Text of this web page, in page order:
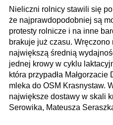
Nieliczni rolnicy stawili się
że najprawdopodobniej są
protesty rolnicze i na inne
brakuje już czasu.
największą średnią
jednej krowy w cyklu
która przypadła
mleka do OSM Krasnystaw.
największe dostawy w skali
Serowika, Mateusza